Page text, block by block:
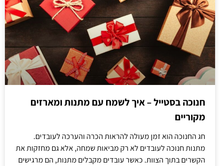
חנוכה בסטייל – איך לשמח עם מתנות ומארזים
מקוריים
חג החנוכה הוא זמן מעולה להראות הכרה והערכה לעובדים.
מתנות חנוכה לעובדים לא רק מביאות שמחה, אלא גם מחזקות את
הקשרים בתוך הצוות. כאשר עובדים מקבלים מתנות, הם מרגישים